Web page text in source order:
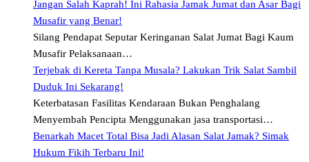
Jangan Salah Kaprah! Ini Rahasia Jamak Jumat dan Asar Bagi
Musafir yang Benar!
Silang Pendapat Seputar Keringanan Salat Jumat Bagi Kaum
Musafir Pelaksanaan…
Terjebak di Kereta Tanpa Musala? Lakukan Trik Salat Sambil
Duduk Ini Sekarang!
Keterbatasan Fasilitas Kendaraan Bukan Penghalang
Menyembah Pencipta Menggunakan jasa transportasi…
Benarkah Macet Total Bisa Jadi Alasan Salat Jamak? Simak
Hukum Fikih Terbaru Ini!